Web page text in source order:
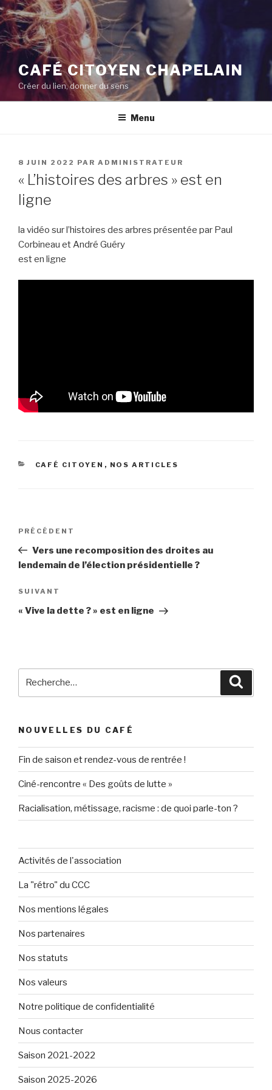
CAFÉ CITOYEN CHAPELAIN
Créer du lien, donner du sens
Menu
PUBLIÉ
LE
8 JUIN 2022 PAR ADMINISTRATEUR
« L’histoires des arbres » est en
ligne
la vidéo sur l’histoires des arbres présentée par Paul
Corbineau et André Guéry
est en ligne
CATÉGORIES
CAFÉ CITOYEN , NOS ARTICLES
Navigation
l’article
Article
précédent
PRÉCÉDENT
Vers une recomposition des droites au
lendemain de l’élection présidentielle ?
Article
suivant
SUIVANT
« Vive la dette ? » est en ligne
NOUVELLES DU CAFÉ
Fin de saison et rendez-vous de rentrée !
Ciné-rencontre « Des goûts de lutte »
Racialisation, métissage, racisme : de quoi parle-ton ?
Activités de l'association
La "rétro" du CCC
Nos mentions légales
Nos partenaires
Nos statuts
Nos valeurs
Notre politique de confidentialité
Nous contacter
Saison 2021-2022
Saison 2025-2026